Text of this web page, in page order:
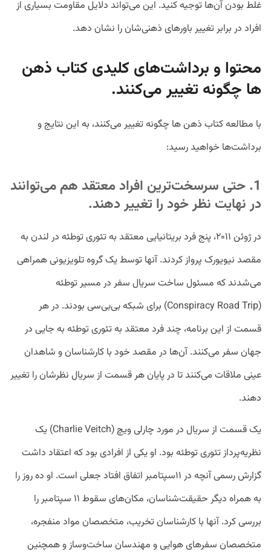
غلط بودن آن‌ها توجیه کنید. این می‌تواند دلایل مقاومت بسیاری از
افراد در برابر تغییر باورهای ذهنی‌شان را نشان دهد.
محتوا و برداشت‌های کلیدی کتاب ذهن
ها چگونه تغییر می‌کنند.
با مطالعه کتاب ذهن ها چگونه تغییر می‌کنند، به این نتایج و
برداشت‌ها خواهید رسید:
1. حتی سرسخت‌ترین افراد معتقد هم می‌توانند
در نهایت نظر خود را تغییر دهند.
در ژوئن ۲۰۱۱، پنج فرد بریتانیایی معتقد به تئوری توطئه در لندن به
مقصد نیویورک پرواز کردند. آنها توسط یک گروه تلویزیونی همراهی
می‌شدند که مسئول ساخت سریال سفر در مسیر توطئه
(Conspiracy Road Trip) برای شبکه بی‌بی‌سی بودند. در هر
قسمت از این برنامه، چند فرد معتقد به تئوری توطئه به جایی در
جهان سفر می‌کنند. آن‌ها در مقصد خود با کارشناسان و شاهدان
عینی ملاقات می‌کنند تا در پایان هر قسمت از سریال نظرشان را تغییر
دهند.
یک قسمت از سریال در مورد چارلی ویچ (Charlie Veitch) یک
نظریه‌پرداز تئوری توطئه بود. او یکی از افرادی بود که اعتقاد داشت
گزارش رسمی آنچه در ۱۱سپتامبر اتفاق افتاد جعلی است. او ده روز را
به همراه دیگر حقیقت‌شناسان، مکان‌های سقوط ۱۱ سپتامبر را
بررسی کرد. آنها با کارشناسان تخریب، متخصصان مواد منفجره،
متخصصان سفرهای هوایی و مهندسان ساخت‌وساز و همچنین